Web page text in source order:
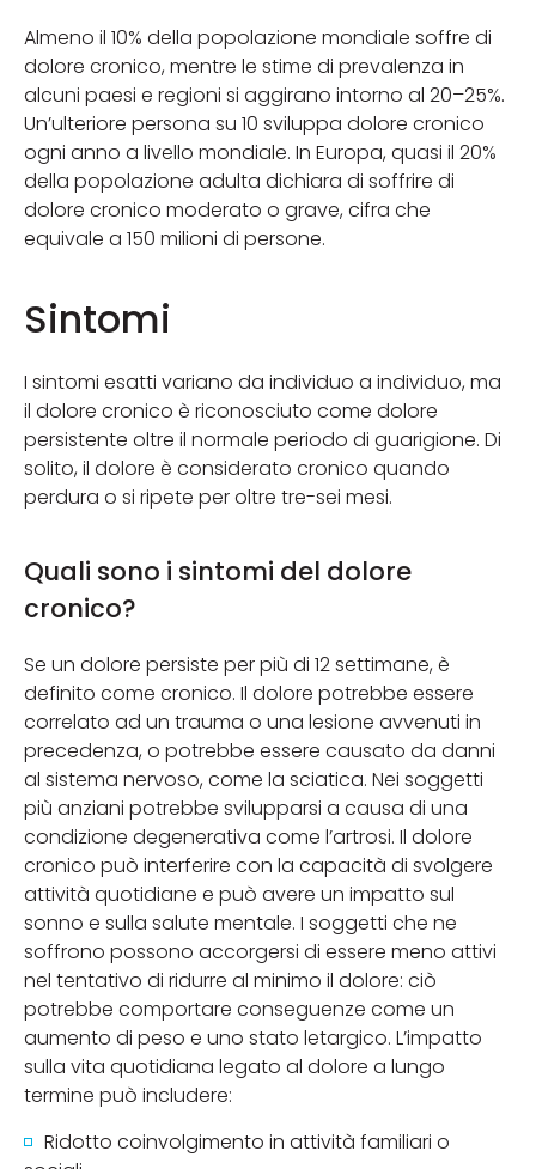
Almeno il 10% della popolazione mondiale soffre di
dolore cronico, mentre le stime di prevalenza in
alcuni paesi e regioni si aggirano intorno al 20–25%.
Un’ulteriore persona su 10 sviluppa dolore cronico
ogni anno a livello mondiale. In Europa, quasi il 20%
della popolazione adulta dichiara di soffrire di
dolore cronico moderato o grave, cifra che
equivale a 150 milioni di persone.
Sintomi
I sintomi esatti variano da individuo a individuo, ma
il dolore cronico è riconosciuto come dolore
persistente oltre il normale periodo di guarigione. Di
solito, il dolore è considerato cronico quando
perdura o si ripete per oltre tre-sei mesi.
Quali sono i sintomi del dolore
cronico?
Se un dolore persiste per più di 12 settimane, è
definito come cronico. Il dolore potrebbe essere
correlato ad un trauma o una lesione avvenuti in
precedenza, o potrebbe essere causato da danni
al sistema nervoso, come la sciatica. Nei soggetti
più anziani potrebbe svilupparsi a causa di una
condizione degenerativa come l’artrosi. Il dolore
cronico può interferire con la capacità di svolgere
attività quotidiane e può avere un impatto sul
sonno e sulla salute mentale. I soggetti che ne
soffrono possono accorgersi di essere meno attivi
nel tentativo di ridurre al minimo il dolore: ciò
potrebbe comportare conseguenze come un
aumento di peso e uno stato letargico. L’impatto
sulla vita quotidiana legato al dolore a lungo
termine può includere:
Ridotto coinvolgimento in attività familiari o